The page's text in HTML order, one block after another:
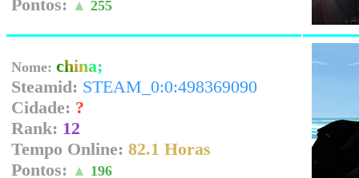
Pontos: ▲ 255
Nome: china;
Steamid: STEAM_0:0:498369090
Cidade: ?
Rank: 12
Tempo Online: 82.1 Horas
Pontos: ▲ 196